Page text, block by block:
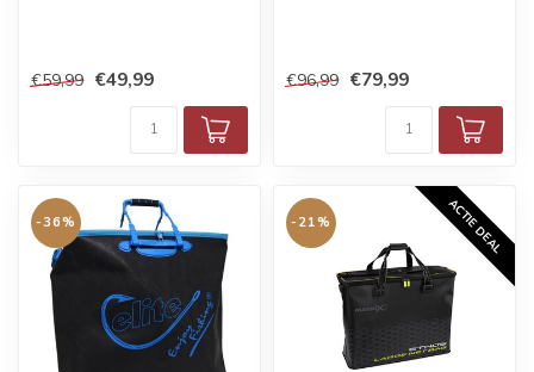
€59,99 €49,99 €96,99 €79,99
-36% ACTIE DEAL
-21%